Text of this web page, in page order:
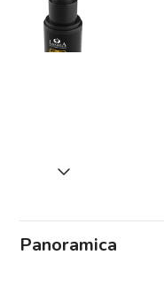
Panoramica